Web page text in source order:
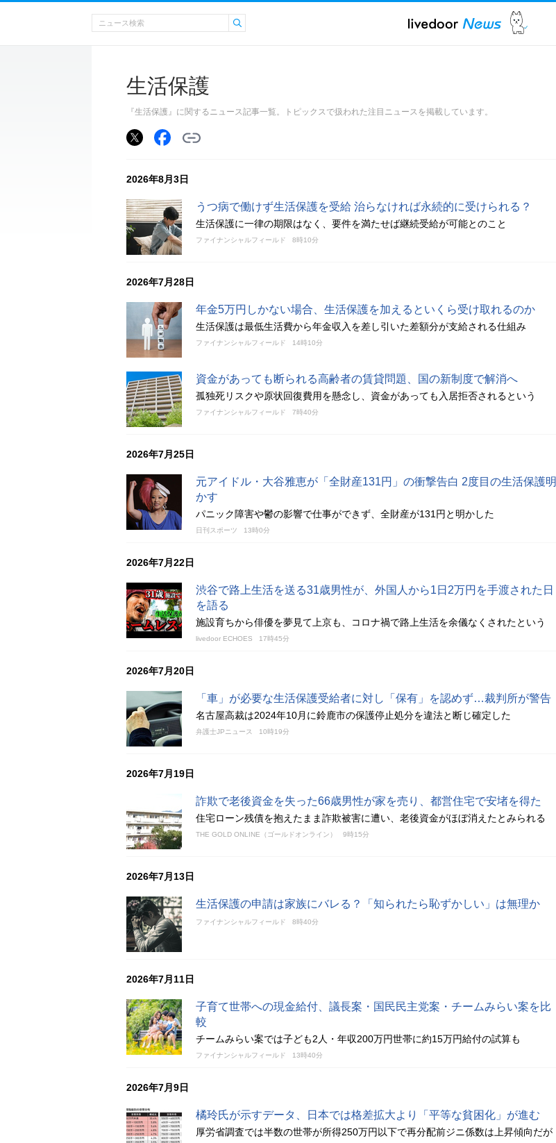
生活保護
『生活保護』に関するニュース記事一覧。トピックスで扱われた注目ニュースを掲載しています。
2026年8月3日
うつ病で働けず生活保護を受給 治らなければ永続的に受けられる？
生活保護に一律の期限はなく、要件を満たせば継続受給が可能とのこと
ファイナンシャルフィールド 8時10分
2026年7月28日
年金5万円しかない場合、生活保護を加えるといくら受け取れるのか
生活保護は最低生活費から年金収入を差し引いた差額分が支給される仕組み
ファイナンシャルフィールド 14時10分
資金があっても断られる高齢者の賃貸問題、国の新制度で解消へ
孤独死リスクや原状回復費用を懸念し、資金があっても入居拒否されるという
ファイナンシャルフィールド 7時40分
2026年7月25日
元アイドル・大谷雅恵が「全財産131円」の衝撃告白 2度目の生活保護明
かす
パニック障害や鬱の影響で仕事ができず、全財産が131円と明かした
日刊スポーツ 13時0分
2026年7月22日
渋谷で路上生活を送る31歳男性が、外国人から1日2万円を手渡された日
を語る
施設育ちから俳優を夢見て上京も、コロナ禍で路上生活を余儀なくされたという
livedoor ECHOES 17時45分
2026年7月20日
「車」が必要な生活保護受給者に対し「保有」を認めず…裁判所が警告
名古屋高裁は2024年10月に鈴鹿市の保護停止処分を違法と断じ確定した
弁護士JPニュース 10時19分
2026年7月19日
詐欺で老後資金を失った66歳男性が家を売り、都営住宅で安堵を得た
住宅ローン残債を抱えたまま詐欺被害に遭い、老後資金がほぼ消えたとみられる
THE GOLD ONLINE（ゴールドオンライン） 9時15分
2026年7月13日
生活保護の申請は家族にバレる？「知られたら恥ずかしい」は無理か
ファイナンシャルフィールド 8時40分
2026年7月11日
子育て世帯への現金給付、議長案・国民民主党案・チームみらい案を比
較
チームみらい案では子ども2人・年収200万円世帯に約15万円給付の試算も
ファイナンシャルフィールド 13時40分
2026年7月9日
橘玲氏が示すデータ、日本では格差拡大より「平等な貧困化」が進む
厚労省調査では半数の世帯が所得250万円以下で再分配前ジニ係数は上昇傾向だが